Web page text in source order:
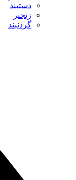
دستبند
زنجیر
گردنبند